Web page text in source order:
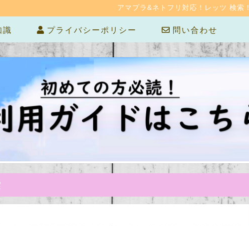
アマプラ&ネトフリ対応！レッツ 検索！
識 プライバシーポリシー 問い合わせ